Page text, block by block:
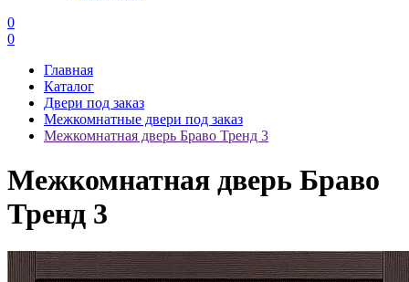
0
0
Главная
Каталог
Двери под заказ
Межкомнатные двери под заказ
Межкомнатная дверь Браво Тренд 3
Межкомнатная дверь Браво
Тренд 3